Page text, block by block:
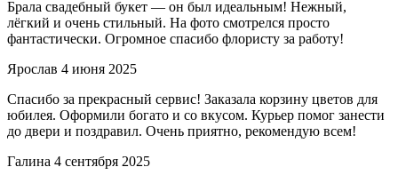
Брала свадебный букет — он был идеальным! Нежный,
лёгкий и очень стильный. На фото смотрелся просто
фантастически. Огромное спасибо флористу за работу!
Ярослав 4 июня 2025
Спасибо за прекрасный сервис! Заказала корзину цветов для
юбилея. Оформили богато и со вкусом. Курьер помог занести
до двери и поздравил. Очень приятно, рекомендую всем!
Галина 4 сентября 2025